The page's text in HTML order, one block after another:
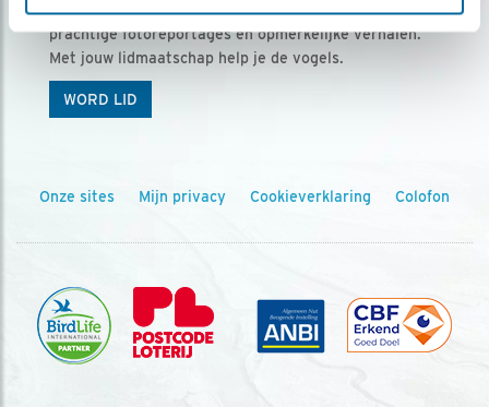
Vogels is het tijdschrift voor onze leden, met
prachtige fotoreportages en opmerkelijke verhalen.
Met jouw lidmaatschap help je de vogels.
WORD LID
Onze sites Mijn privacy Cookieverklaring Colofon